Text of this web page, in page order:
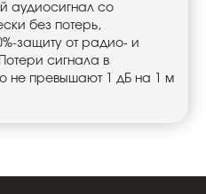
аудиосигнал со
без потерь,
защиту от радио- и
сигнала в
не превышают 1 дБ на 1 м